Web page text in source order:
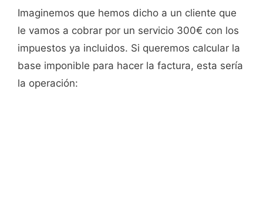
Imaginemos que hemos dicho a un cliente que
le vamos a cobrar por un servicio 300€ con los
impuestos ya incluidos. Si queremos calcular la
base imponible para hacer la factura, esta sería
la operación: